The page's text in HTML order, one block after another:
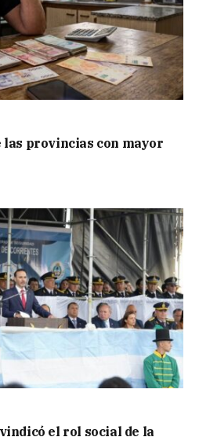
provincias con mayor
el rol social de la